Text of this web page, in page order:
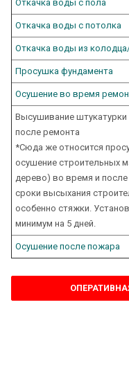
Откачка воды с пола
Откачка воды с потолка
Откачка воды из
Просушка фундамента
Осушение во время
Высушивание
после ремонта
*Сюда же относится
осушение строительных
дерево) во время и
сроки высыхания
особенно стяжки.
минимум на 5 дней.
Осушение после пожара